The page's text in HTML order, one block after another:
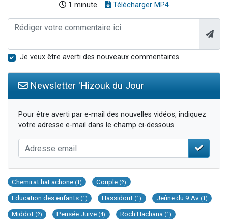
1 minute Télécharger MP4
Je veux être averti des nouveaux commentaires
Newsletter 'Hizouk du Jour
Pour être averti par e-mail des nouvelles vidéos, indiquez
votre adresse e-mail dans le champ ci-dessous.
Chemirat haLachone (1) Couple (2)
Education des enfants (1) Hassidout (1) Jeûne du 9 Av (1)
Middot (2) Pensée Juive (4) Roch Hachana (1)